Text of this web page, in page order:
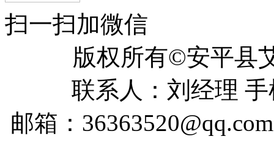
扫一扫加微信
版权所有©安平
联系人：刘经理 手
邮箱：